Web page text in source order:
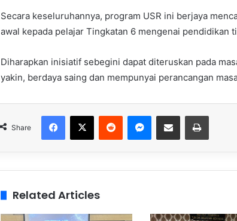
Secara keseluruhannya, program USR ini berjaya
awal kepada pelajar Tingkatan 6 mengenai pendidikan
Diharapkan inisiatif sebegini dapat diteruskan pada
yakin, berdaya saing dan mempunyai perancangan
Share
Related Articles